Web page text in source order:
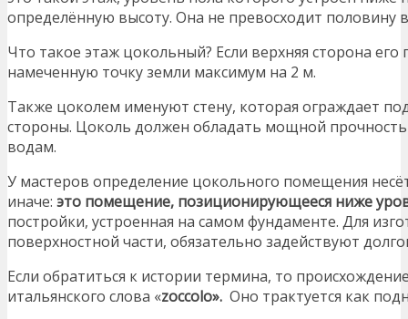
определённую высоту. Она не превосходит
Что такое этаж цокольный? Если верхняя сторона
намеченную точку земли максимум на 2 м.
Также цоколем именуют стену, которая ограждает
стороны. Цоколь должен обладать мощной
водам.
У мастеров определение цокольного помещения
иначе: это помещение, позиционирующееся ниже
постройки, устроенная на самом фундаменте. Для
поверхностной части, обязательно задействуют
Если обратиться к истории термина, то
итальянского слова «zoccolo». Оно трактуется как